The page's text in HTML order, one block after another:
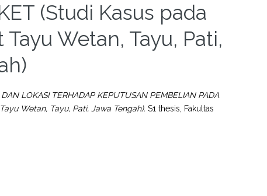
(Studi Kasus pada
Wetan, Tayu, Pati,
LOKASI TERHADAP KEPUTUSAN PEMBELIAN PADA
Wetan, Tayu, Pati, Jawa Tengah). S1 thesis, Fakultas